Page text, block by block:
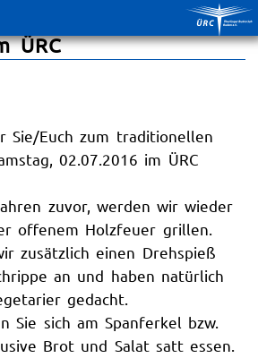
Sommerfest am 02.
ÜRC
Sie/Euch zum traditionellen
02.07.2016 im ÜRC
zuvor, werden wir wieder
offenem Holzfeuer grillen.
zusätzlich einen Drehspieß
an und haben natürlich
gedacht.
Sie sich am Spanferkel bzw.
Brot und Salat satt essen.